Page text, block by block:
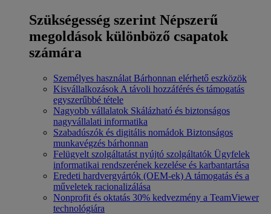
Szükségesség szerint Népszerű
megoldások különböző csapatok
számára
Személyes használat Bárhonnan elérhető eszközök
Kisvállalkozások A távoli hozzáférés és támogatás
egyszerűbbé tétele
Nagyobb vállalatok Skálázható és biztonságos
nagyvállalati informatika
Szabadúszók és digitális nomádok Biztonságos
munkavégzés bárhonnan
Felügyelt szolgáltatást nyújtó szolgáltatók Ügyfelek
informatikai rendszerének kezelése és karbantartása
Eredeti hardvergyártók (OEM-ek) A támogatás és a
műveletek racionalizálása
Nonprofit és oktatás 30% kedvezmény a TeamViewer
technológiára